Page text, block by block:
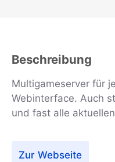
Beschreibung
Multigameserver für
Webinterface. Auch
und fast alle
Zur Webseite